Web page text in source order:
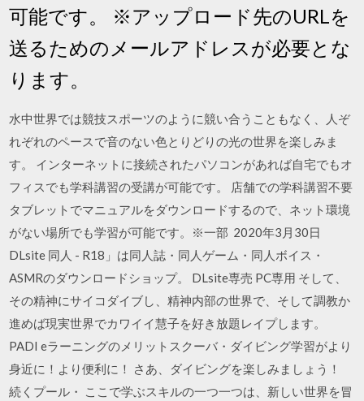
可能です。 ※アップロード先のURLを
送るためのメールアドレスが必要とな
ります。
水中世界では競技スポーツのように競い合うこともなく、人ぞ
れぞれのペースで音のない色とりどりの光の世界を楽しみま
す。 インターネットに接続されたパソコンがあれば自宅でもオ
フィスでも学科講習の受講が可能です。 店舗での学科講習不要
タブレットでマニュアルをダウンロードするので、ネット環境
がない場所でも学習が可能です。※一部 2020年3月30日
DLsite 同人 - R18」は同人誌・同人ゲーム・同人ボイス・
ASMRのダウンロードショップ。 DLsite専売 PC専用 そして、
その精神にサイコダイブし、精神内部の世界で、そして調教か
進めば現実世界でカワイイ慧子を好き放題レイプします。
PADI eラーニングのメリットスクーバ・ダイビング学習がより
身近に！より便利に！ さあ、ダイビングを楽しみましょう！
続くプール・ ここで学ぶスキルの一つ一つは、新しい世界を冒